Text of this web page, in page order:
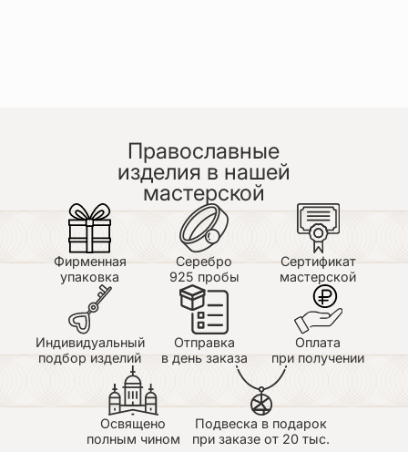
Православные
изделия в нашей
мастерской
Фирменная
упаковка
Серебро
925 пробы
Сертификат
мастерской
Индивидуальный
подбор изделий
Отправка
в день заказа
Оплата
при получении
Освящено
полным чином
Подвеска в подарок
при заказе от 20 тыс.